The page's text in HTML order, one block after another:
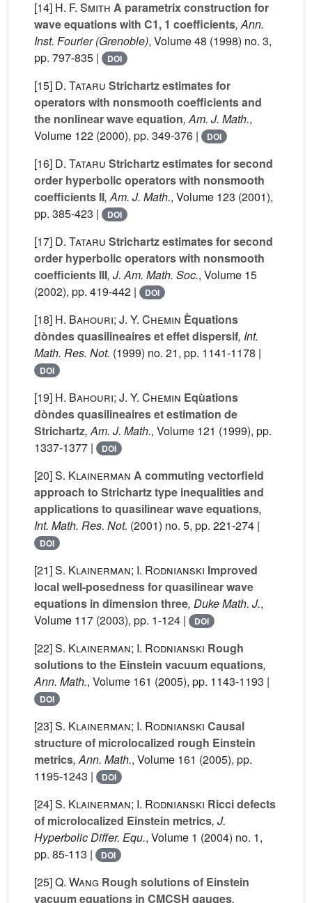
[14] H. F. Smith A parametrix construction for
wave equations with C1, 1 coefficients, Ann.
Inst. Fourier (Grenoble), Volume 48 (1998) no. 3,
pp. 797-835 |
DOI
[15] D. Tataru Strichartz estimates for
operators with nonsmooth coefficients and
the nonlinear wave equation, Am. J. Math.,
Volume 122 (2000), pp. 349-376 | DOI
[16] D. Tataru Strichartz estimates for second
order hyperbolic operators with nonsmooth
coefficients II, Am. J. Math., Volume 123 (2001),
pp. 385-423 |
DOI
[17] D. Tataru Strichartz estimates for second
order hyperbolic operators with nonsmooth
coefficients III, J. Am. Math. Soc., Volume 15
(2002), pp. 419-442 |
DOI
[18] H. Bahouri; J. Y. Chemin Èquations
dòndes quasilineaires et effet dispersif, Int.
Math. Res. Not. (1999) no. 21, pp. 1141-1178 |
DOI
[19] H. Bahouri; J. Y. Chemin Eqùations
dòndes quasilineaires et estimation de
Strichartz, Am. J. Math., Volume 121 (1999), pp.
1337-1377 |
DOI
[20]S. Klainerman A commuting vectorfield
approach to Strichartz type inequalities and
applications to quasilinear wave equations,
Int. Math. Res. Not. (2001) no. 5, pp. 221-274 |
DOI
[21]S. Klainerman; I. Rodnianski Improved
local well-posedness for quasilinear wave
equations in dimension three, Duke Math. J.,
Volume 117 (2003), pp. 1-124 | DOI
[22]S. Klainerman; I. Rodnianski Rough
solutions to the Einstein vacuum equations,
Ann. Math., Volume 161 (2005), pp. 1143-1193 |
DOI
[23]S. Klainerman; I. Rodnianski Causal
structure of microlocalized rough Einstein
metrics, Ann. Math., Volume 161 (2005), pp.
1195-1243 |
DOI
[24]S. Klainerman; I. Rodnianski Ricci defects
of microlocalized Einstein metrics, J.
Hyperbolic Differ. Equ., Volume 1 (2004) no. 1,
pp. 85-113 |
DOI
[25]Q. Wang Rough solutions of Einstein
vacuum equations in CMCSH gauges,